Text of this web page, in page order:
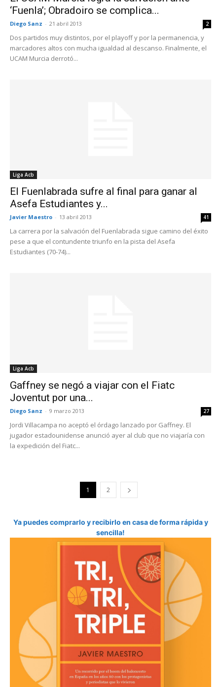
‘Fuenla’; Obradoiro se complica...
Diego Sanz - 21 abril 2013 2
Dos partidos muy distintos, por el playoff y por la permanencia, y
marcadores altos con mucha igualdad al descanso. Finalmente, el
UCAM Murcia derrotó...
Liga Acb
El Fuenlabrada sufre al final para ganar al
Asefa Estudiantes y...
Javier Maestro - 13 abril 2013 41
La carrera por la salvación del Fuenlabrada sigue camino del éxito
pese a que el contundente triunfo en la pista del Asefa
Estudiantes (70-74)...
Liga Acb
Gaffney se negó a viajar con el Fiatc
Joventut por una...
Diego Sanz - 9 marzo 2013 27
Jordi Villacampa no aceptó el órdago lanzado por Gaffney. El
jugador estadounidense anunció ayer al club que no viajaría con
la expedición del Fiatc...
1 2
Ya puedes comprarlo y recibirlo en casa de forma rápida y
sencilla!